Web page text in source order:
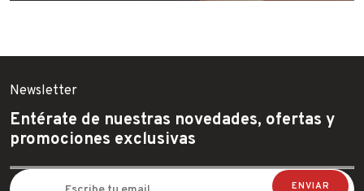
Newsletter
Entérate de nuestras novedades, ofertas y
promociones exclusivas